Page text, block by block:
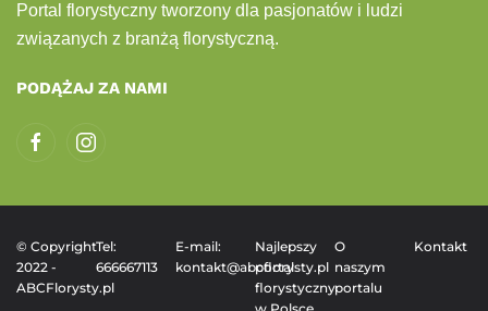
Portal florystyczny tworzony dla pasjonatów i ludzi
związanych z branżą florystyczną.
PODĄŻAJ ZA NAMI
© Copyright
2022 -
ABCFlorysty.pl
Tel:
666667113
E-mail:
kontakt@abcflorysty.pl
Najlepszy
portal
florystyczny
O
naszym
portalu
Kontakt